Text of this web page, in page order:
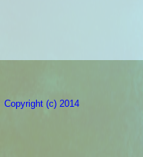
Copyright (c) 2014